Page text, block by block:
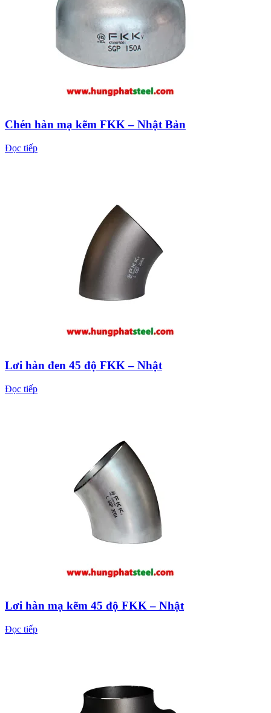
Chén hàn mạ kẽm FKK – Nhật Bản
Đọc tiếp
Lơi hàn đen 45 độ FKK – Nhật
Đọc tiếp
Lơi hàn mạ kẽm 45 độ FKK – Nhật
Đọc tiếp